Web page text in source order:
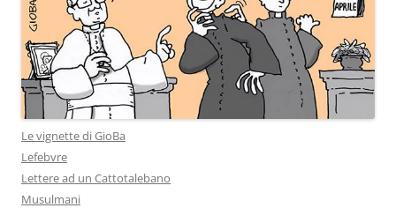
Le vignette di GioBa
Lefebvre
Lettere ad un Cattotalebano
Musulmani